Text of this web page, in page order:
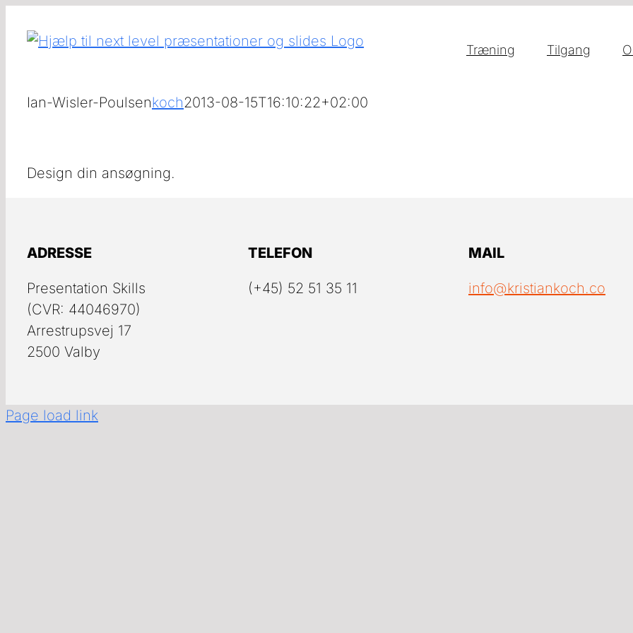
Træning Tilgang
Ian-Wisler-Poulsenkoch2013-08-15T16:10:22+02:00
Design din ansøgning.
ADRESSE
Presentation Skills
(CVR: 44046970)
Arrestrupsvej 17
2500 Valby
TELEFON
(+45) 52 51 35 11
MAIL
info@kristiankoch.co
Page load link